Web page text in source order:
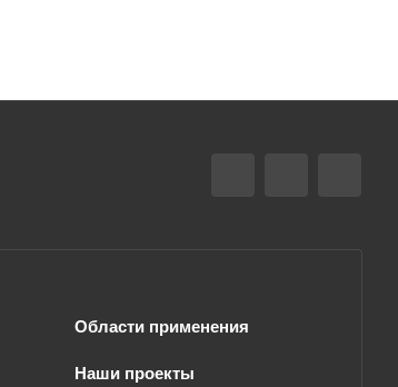
Области применения
Наши проекты